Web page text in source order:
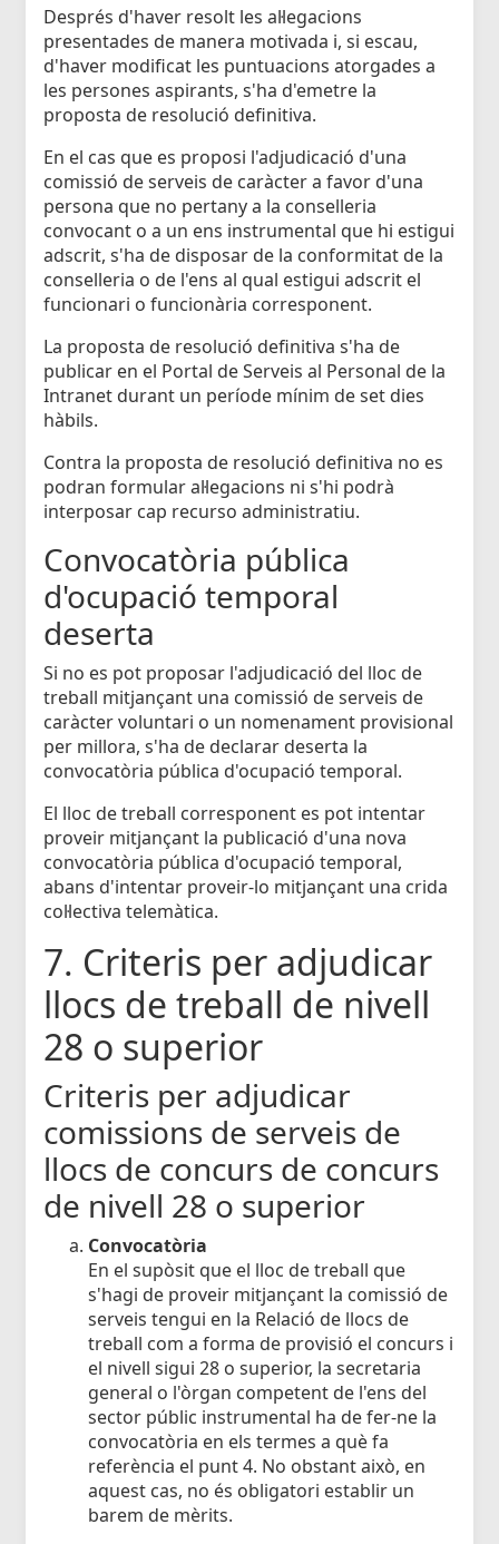
Després d'haver resolt les al·legacions
presentades de manera motivada i, si escau,
d'haver modificat les puntuacions atorgades a
les persones aspirants, s'ha d'emetre la
proposta de resolució definitiva.
En el cas que es proposi l'adjudicació d'una
comissió de serveis de caràcter a favor d'una
persona que no pertany a la conselleria
convocant o a un ens instrumental que hi estigui
adscrit, s'ha de disposar de la conformitat de la
conselleria o de l'ens al qual estigui adscrit el
funcionari o funcionària corresponent.
La proposta de resolució definitiva s'ha de
publicar en el Portal de Serveis al Personal de la
Intranet durant un període mínim de set dies
hàbils.
Contra la proposta de resolució definitiva no es
podran formular al·legacions ni s'hi podrà
interposar cap recurso administratiu.
Convocatòria pública
d'ocupació temporal
deserta
Si no es pot proposar l'adjudicació del lloc de
treball mitjançant una comissió de serveis de
caràcter voluntari o un nomenament provisional
per millora, s'ha de declarar deserta la
convocatòria pública d'ocupació temporal.
El lloc de treball corresponent es pot intentar
proveir mitjançant la publicació d'una nova
convocatòria pública d'ocupació temporal,
abans d'intentar proveir-lo mitjançant una crida
col·lectiva telemàtica.
7. Criteris per adjudicar
llocs de treball de nivell
28 o superior
Criteris per adjudicar
comissions de serveis de
llocs de concurs de concurs
de nivell 28 o superior
Convocatòria
En el supòsit que el lloc de treball que
s'hagi de proveir mitjançant la comissió de
serveis tengui en la Relació de llocs de
treball com a forma de provisió el concurs i
el nivell sigui 28 o superior, la secretaria
general o l'òrgan competent de l'ens del
sector públic instrumental ha de fer-ne la
convocatòria en els termes a què fa
referència el punt 4. No obstant això, en
aquest cas, no és obligatori establir un
barem de mèrits.